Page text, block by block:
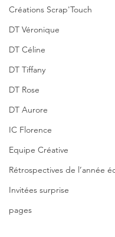
Créations Scrap'Touch
DT Véronique
DT Céline
DT Tiffany
DT Rose
DT Aurore
IC Florence
Equipe Créative
Rétrospectives de l’année
Invitées surprise
pages